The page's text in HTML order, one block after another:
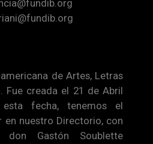
de Artes, Letras
Fue creada el 21 de Abril
fecha, tenemos el
en nuestro Directorio, con
Gastón Soublette